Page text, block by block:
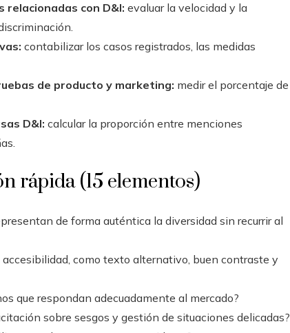
relacionadas con D&I: evaluar la velocidad y la
contabilizar los casos registrados, las medidas
de producto y marketing: medir el porcentaje de
D&I: calcular la proporción entre menciones
rápida (15 elementos)
de forma auténtica la diversidad sin recurrir al
como texto alternativo, buen contraste y
que respondan adecuadamente al mercado?
sobre sesgos y gestión de situaciones delicadas?